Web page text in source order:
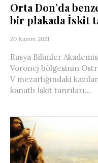
Orta Don’da
bir plakada İskit
20 Kasım 2021
Rusya Bilimler
Voronej bölgesinin
V mezarlığındaki
kanatlı İskit tanrıları...